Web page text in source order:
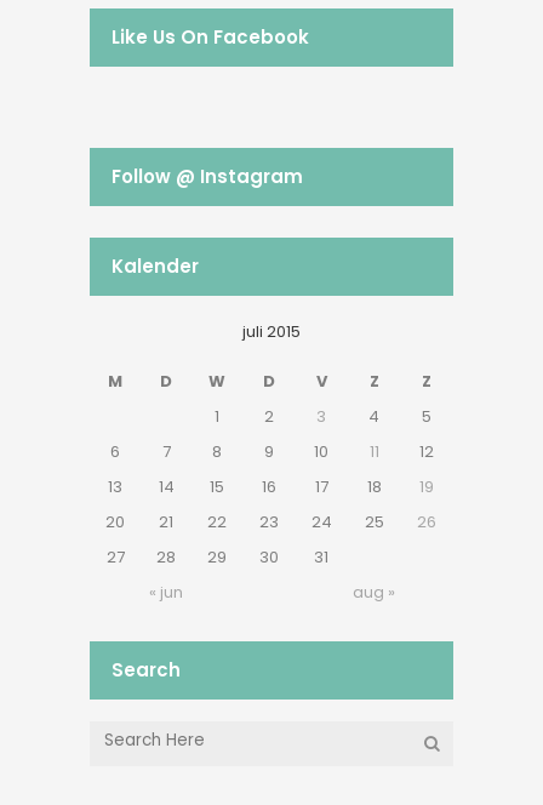
Like Us On Facebook
Follow @ Instagram
Kalender
juli 2015
M D W D V Z Z
« jun aug »
1 2 3 4
5
6
7 8 9 10 11
12
13
14 15 16 17 18
19
20
21 22 23 24 25
26
27
28 29 30 31
Search